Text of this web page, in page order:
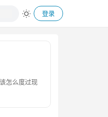
登录
怎么度过现